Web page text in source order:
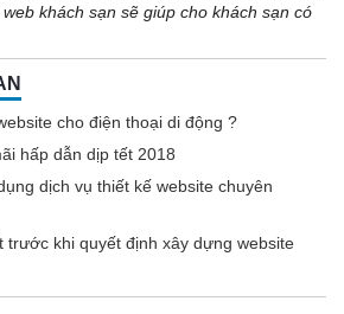
khách sạn sẽ giúp cho khách sạn có
cho điện thoại di động ?
hấp dẫn dịp tết 2018
dịch vụ thiết kế website chuyên
trước khi quyết định xây dựng website